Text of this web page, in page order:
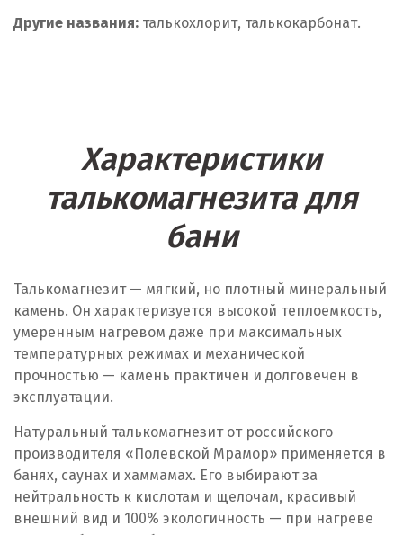
Другие названия: талькохлорит, талькокарбонат.
Характеристики
талькомагнезита для
бани
Талькомагнезит — мягкий, но плотный минеральный
камень. Он характеризуется высокой теплоемкость,
умеренным нагревом даже при максимальных
температурных режимах и механической
прочностью — камень практичен и долговечен в
эксплуатации.
Натуральный талькомагнезит от российского
производителя «Полевской Мрамор» применяется в
банях, саунах и хаммамах. Его выбирают за
нейтральность к кислотам и щелочам, красивый
внешний вид и 100% экологичность — при нагреве